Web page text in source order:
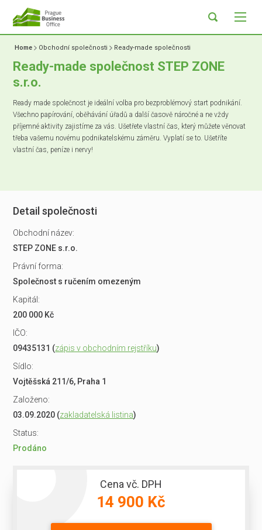
Home Obchodní společnosti Ready-made společnosti
Ready-made společnost STEP ZONE
s.r.o.
Ready made společnost je ideální volba pro bezproblémový start podnikání.
Všechno papírování, oběhávání úřadů a další časově náročné a ne vždy
příjemné aktivity zajistíme za vás. Ušetřete vlastní čas, který můžete věnovat
třeba vašemu novému podnikatelskému záměru. Vyplatí se to. Ušetříte
vlastní čas, peníze i nervy!
Detail společnosti
Obchodní název:
STEP ZONE s.r.o.
Právní forma:
Společnost s ručením omezeným
Kapitál:
200 000 Kč
IČO:
09435131 (zápis v obchodním rejstříku)
Sídlo:
Vojtěšská 211/6, Praha 1
Založeno:
03.09.2020 (zakladatelská listina)
Status:
Prodáno
Cena vč. DPH
14 900 Kč